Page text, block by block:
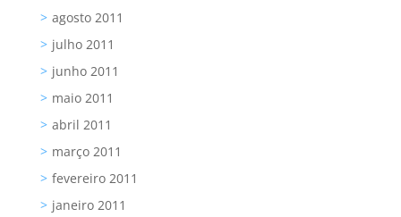
agosto 2011
julho 2011
junho 2011
maio 2011
abril 2011
março 2011
fevereiro 2011
janeiro 2011